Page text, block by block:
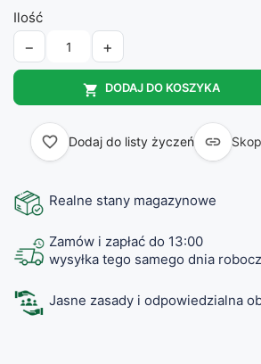
Ilość
− +
 DODAJ DO KOSZYKA
favorite_border Dodaj do listy życzeń 
Realne stany magazynowe
Zamów i zapłać do 13:00
wysyłka tego samego dnia
Jasne zasady i odpowiedzialna